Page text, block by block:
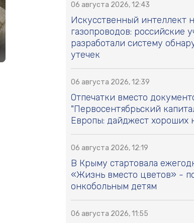
06 августа 2026, 12:43
Искусственный интеллект
газопроводов: российские
разработали систему
утечек
06 августа 2026, 12:39
Отпечатки вместо
"Первосентябрьский
Европы: дайджест хороших
06 августа 2026, 12:19
В Крыму стартовала
«Жизнь вместо цветов» -
онкобольным детям
06 августа 2026, 11:55